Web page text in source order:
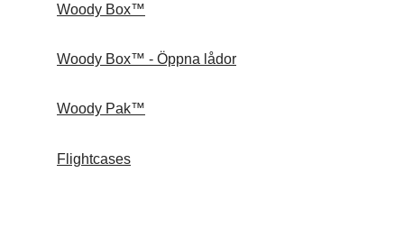
Woody Box™
Woody Box™ - Öppna lådor
Woody Pak™
Flightcases